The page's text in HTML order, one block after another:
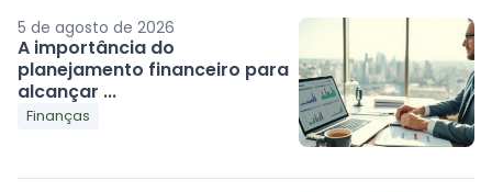
5 de agosto de 2026
A importância do
planejamento financeiro para
alcançar ...
Finanças